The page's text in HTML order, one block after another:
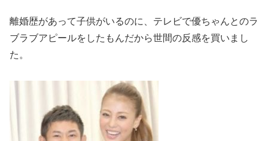
離婚歴があって子供がいるのに、テレビで優ちゃんとのラ
ブラブアピールをしたもんだから世間の反感を買いまし
た。